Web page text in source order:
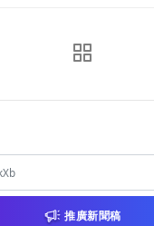
推廣新聞稿